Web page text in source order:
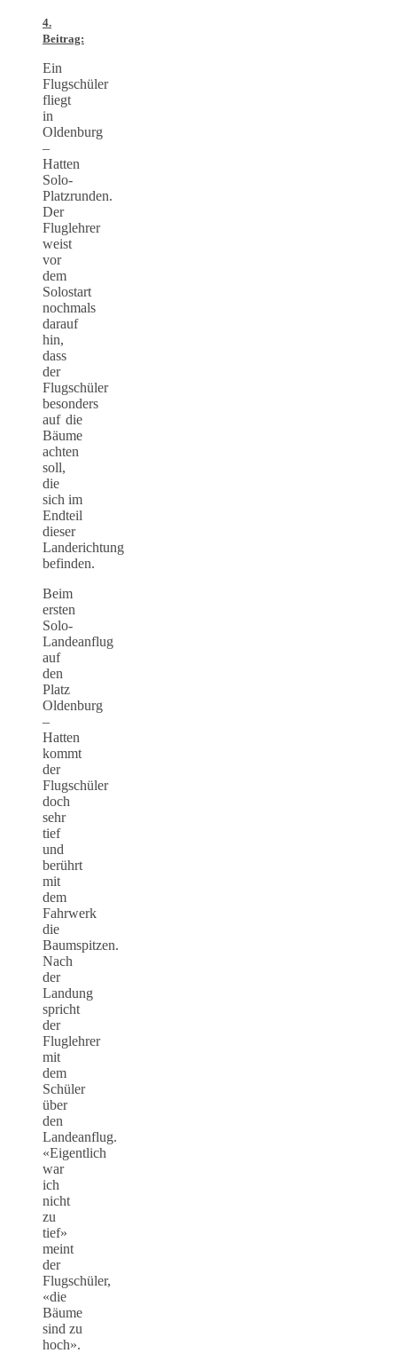
4.
Beitrag:
Ein
Flugschüler
fliegt
in
Oldenburg
–
Hatten
Solo-
Platzrunden.
Der
Fluglehrer
weist
vor
dem
Solostart
nochmals
darauf
hin,
dass
der
Flugschüler
besonders
auf die
Bäume
achten
soll,
die
sich im
Endteil
dieser
Landerichtung
befinden.
Beim
ersten
Solo-
Landeanflug
auf
den
Platz
Oldenburg
–
Hatten
kommt
der
Flugschüler
doch
sehr
tief
und
berührt
mit
dem
Fahrwerk
die
Baumspitzen.
Nach
der
Landung
spricht
der
Fluglehrer
mit
dem
Schüler
über
den
Landeanflug.
«Eigentlich
war
ich
nicht
zu
tief»
meint
der
Flugschüler,
«die
Bäume
sind zu
hoch».